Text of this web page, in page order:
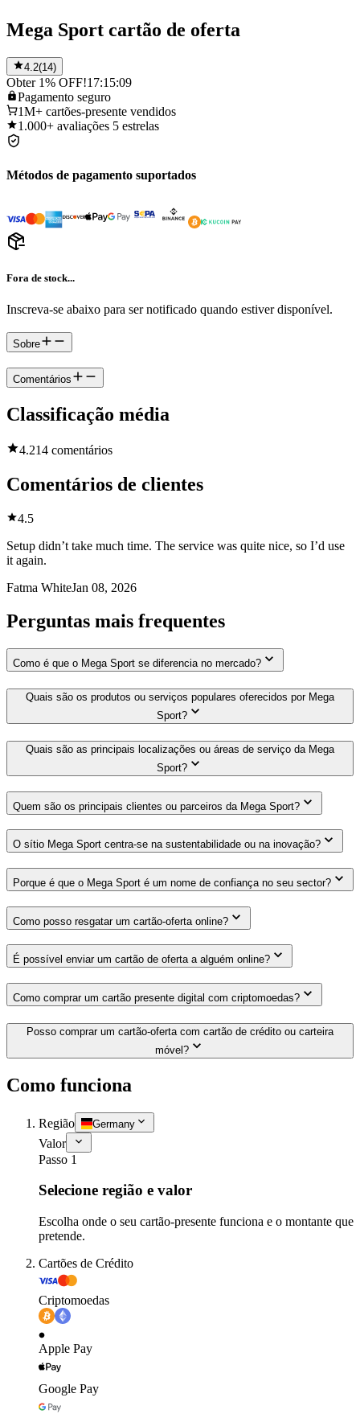
Mega Sport cartão de oferta
4.2(14)
Obter 1% OFF!17:15:09
Pagamento seguro
1M+ cartões-presente vendidos
1.000+ avaliações 5 estrelas
Métodos de pagamento suportados
Fora de stock...
Inscreva-se abaixo para ser notificado quando estiver disponível.
Sobre
Comentários
Classificação média
4.214 comentários
Comentários de clientes
4.5
Setup didn’t take much time. The service was quite nice, so I’d use
it again.
Fatma WhiteJan 08, 2026
Perguntas mais frequentes
Como é que o Mega Sport se diferencia no mercado?
Quais são os produtos ou serviços populares oferecidos por Mega
Sport?
Quais são as principais localizações ou áreas de serviço da Mega
Sport?
Quem são os principais clientes ou parceiros da Mega Sport?
O sítio Mega Sport centra-se na sustentabilidade ou na inovação?
Porque é que o Mega Sport é um nome de confiança no seu sector?
Como posso resgatar um cartão-oferta online?
É possível enviar um cartão de oferta a alguém online?
Como comprar um cartão presente digital com criptomoedas?
Posso comprar um cartão-oferta com cartão de crédito ou carteira
móvel?
Como funciona
Região Germany
Valor
Passo 1
Selecione região e valor
Escolha onde o seu cartão-presente funciona e o montante que
pretende.
Cartões de Crédito
Criptomoedas
Apple Pay
Google Pay